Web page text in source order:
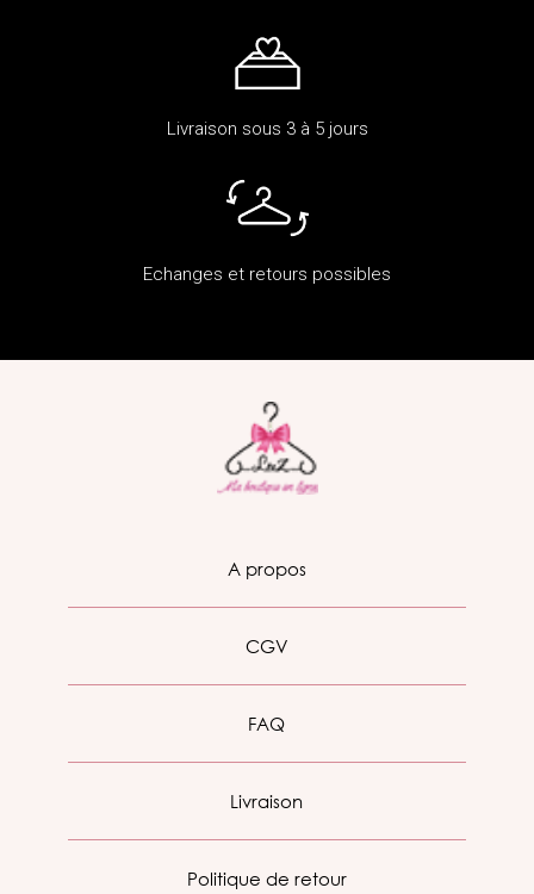
Livraison sous 3 à 5 jours
Echanges et retours possibles
A propos
CGV
FAQ
Livraison
Politique de retour